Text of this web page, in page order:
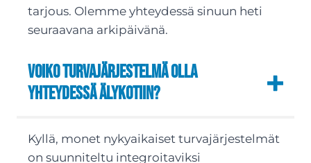
tarjous. Olemme yhteydessä sinuun heti
seuraavana arkipäivänä.
Voiko turvajärjestelmä olla
yhteydessä älykotiin?
Kyllä, monet nykyaikaiset turvajärjestelmät
on suunniteltu integroitaviksi